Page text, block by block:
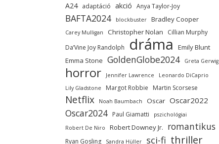
A24 adaptáció akció Anya Taylor-Joy
BAFTA2024 blockbuster Bradley Cooper
Carey Mulligan Christopher Nolan
Cillian Murphy
Da’Vine Joy Randolph
dráma
Emily Blunt
Emma Stone GoldenGlobe2024 Greta Gerwig
horror Jennifer Lawrence
Leonardo DiCaprio
Lily Gladstone
Margot Robbie Martin Scorsese
Netflix Noah Baumbach Oscar Oscar2022
Oscar2024 Paul Giamatti
pszichológiai
Robert De Niro
Robert Downey Jr. romantikus
Ryan Gosling Sandra Hüller sci-fi thriller